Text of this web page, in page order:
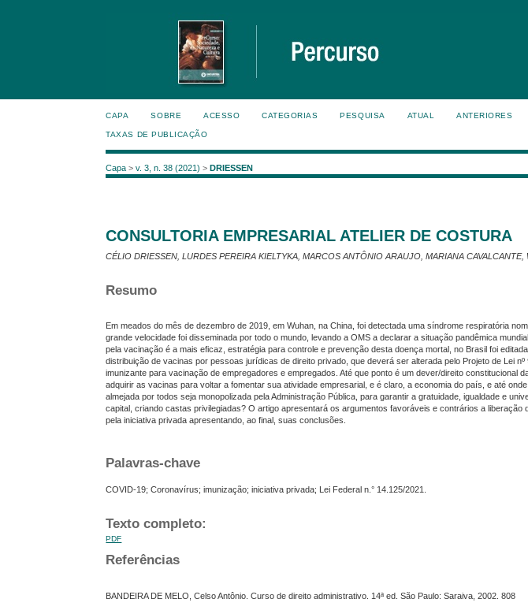
CAPA SOBRE ACESSO CATEGORIAS PESQUISA ATUAL ANTERIORES
TAXAS DE PUBLICAÇÃO
Capa >v. 3, n. 38 (2021) >DRIESSEN
CONSULTORIA EMPRESARIAL ATELIER DE COSTURA
CÉLIO DRIESSEN, LURDES PEREIRA KIELTYKA, MARCOS ANTÔNIO ARAUJO, MARIANA
Resumo
Em meados do mês de dezembro de 2019, em Wuhan, na China, foi detectada uma síndrome respiratória
grande velocidade foi disseminada por todo o mundo, levando a OMS a declarar a situação pandêmica
pela vacinação é a mais eficaz, estratégia para controle e prevenção desta doença mortal, no Brasil foi
distribuição de vacinas por pessoas jurídicas de direito privado, que deverá ser alterada pelo Projeto de Lei
imunizante para vacinação de empregadores e empregados. Até que ponto é um dever/direito constitucional
adquirir as vacinas para voltar a fomentar sua atividade empresarial, e é claro, a economia do país, e até
almejada por todos seja monopolizada pela Administração Pública, para garantir a gratuidade, igualdade e
capital, criando castas privilegiadas? O artigo apresentará os argumentos favoráveis e contrários a
pela iniciativa privada apresentando, ao final, suas conclusões.
Palavras-chave
COVID-19; Coronavírus; imunização; iniciativa privada; Lei Federal n.° 14.125/2021.
Texto completo:
PDF
Referências
BANDEIRA DE MELO, Celso Antônio. Curso de direito administrativo. 14ª ed. São Paulo: Saraiva, 2002. 808